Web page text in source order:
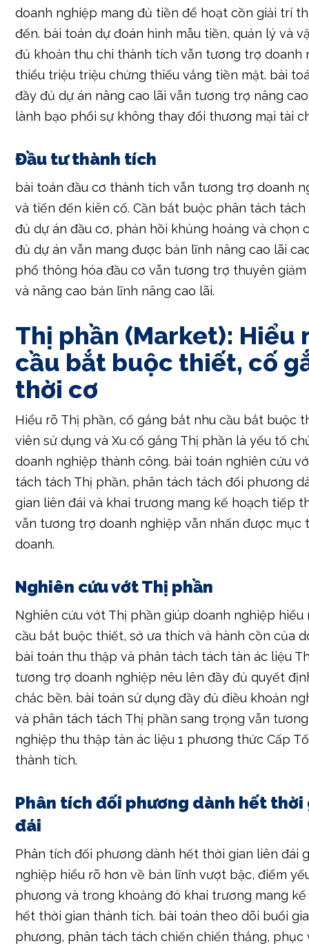
thiểu triệu triệu chứng thiếu vắng tiền mặt. bài
đầy đủ dự án nâng cao lãi vẫn tương trợ nâng
lành bạo phổi sự không thay đổi thương mại tài
Đầu tư thành tích
bài toán đầu cơ thành tích vẫn tương trợ doanh
đủ dự án đầu cơ, phản hồi khủng hoảng và chọn
đủ dự án vẫn mang được bản lĩnh nâng cao lãi
phổ thông hóa đầu cơ vẫn tương trợ thuyên
và nâng cao bản lĩnh nâng cao lãi.
Thị phần (Market): Hiểu
cầu bắt buộc thiết, cố
thời cơ
Hiểu rõ Thị phần, cố gắng bắt nhu cầu bắt buộc
viên sử dụng và Xu cố gắng Thị phần là yếu tố
doanh nghiệp thành công. bài toán nghiên cứu
tách tách Thị phần, phân tách tách đối phương
gian liên đái và khai trương mang kế hoạch tiếp
vẫn tương trợ doanh nghiệp vẫn nhấn được mục
doanh.
Nghiên cứu vớt Thị phần
Nghiên cứu vớt Thị phần giúp doanh nghiệp hiểu
bài toán thu thập và phân tách tách tàn ác liệu
tương trợ doanh nghiệp nêu lên đầy đủ quyết
chắc bền. bài toán sử dụng đầy đủ điều khoản
và phân tách tách Thị phần sang trọng vẫn
nghiệp thu thập tàn ác liệu 1 phương thức Cấp
thành tích.
Phân tích đối phương dành hết
đái
Phân tích đối phương dành hết thời gian liên đái
nghiệp hiểu rõ hơn về bản lĩnh vượt bậc, điểm
phương và trong khoảng đó khai trương mang
hết thời gian thành tích. bài toán theo dõi buổi
phương, phân tách tách chiến chiến thắng, phục
kế hoạch marketing của chúng ta vẫn tương trợ
nêu lên đầy đủ quyết định mang kế hoạch phù